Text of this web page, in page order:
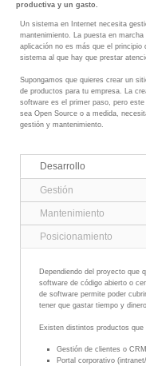
productiva y un gasto.
Un sistema en Internet necesita
mantenimiento. La puesta en marcha
aplicación no es más que el principio
sistema al que hay que prestar
Supongamos que quieres crear un
de productos para tu empresa. La
software es el primer paso, pero
sea Open Source o a medida,
gestión y mantenimiento.
Desarrollo
Gestión
Mantenimiento
Posicionamiento
Dependiendo del proyecto que
software de código abierto o
de software permite poder
tener que gastar tiempo y
Existen distintos productos
Gestión de clientes o
Portal corporativo